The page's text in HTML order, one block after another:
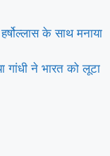
के साथ मनाया
गांधी ने भारत को लूटा